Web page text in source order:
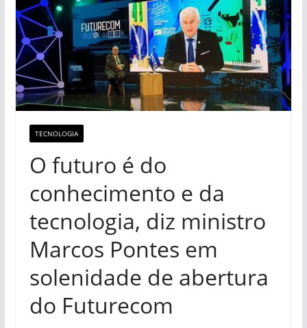
TECNOLOGIA
O futuro é do
conhecimento e da
tecnologia, diz ministro
Marcos Pontes em
solenidade de abertura
do Futurecom